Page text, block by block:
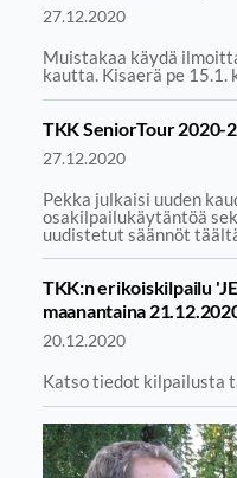
27.12.2020
Muistakaa käydä
kautta. Kisaerä pe 15.1.
TKK SeniorTour 2020-
27.12.2020
Pekka julkaisi uuden
osakilpailukäytäntöä
uudistetut säännöt
TKK:n erikoiskilpailu
maanantaina
20.12.2020
Katso tiedot kilpailusta